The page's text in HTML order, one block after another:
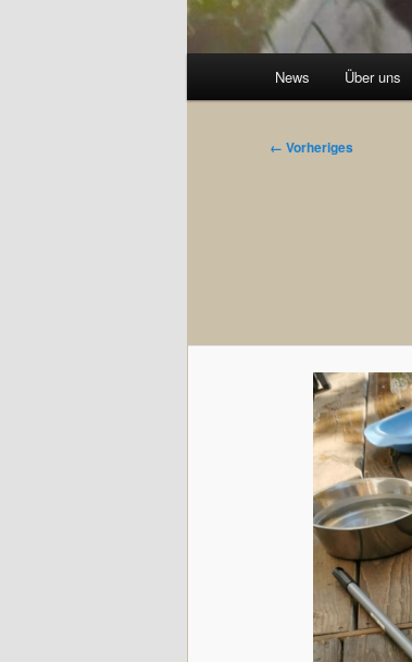
News Über uns
Bilder-
← Vorheriges